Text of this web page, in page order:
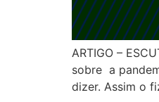
ARTIGO –
sobre a
dizer. Assim o